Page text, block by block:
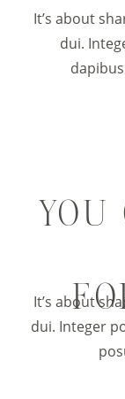
It’s about
dui.
It’s about
dui. Integer
YOU